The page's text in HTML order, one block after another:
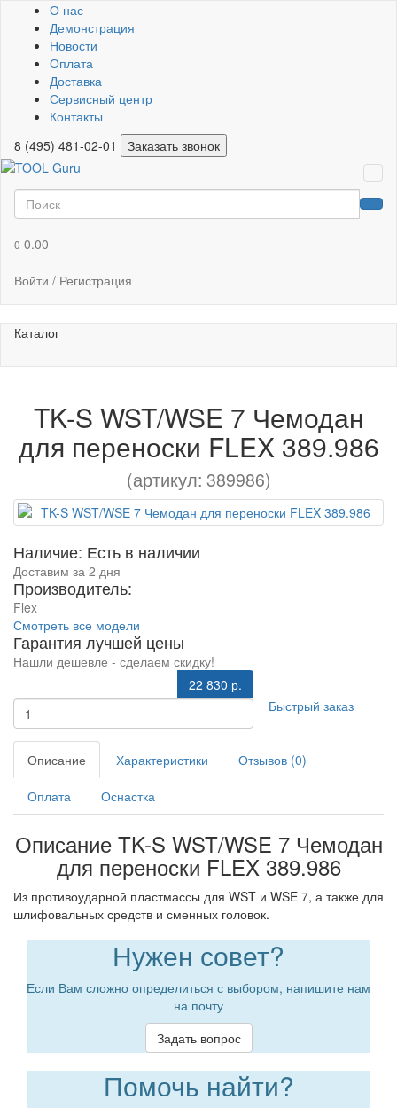
О нас
Демонстрация
Новости
Оплата
Доставка
Сервисный центр
Контакты
8 (495) 481-02-01
Заказать звонок
0 0.00
Войти / Регистрация
Каталог
TK-S WST/WSE 7 Чемодан
для переноски FLEX 389.986
(артикул: 389986)
Наличие: Есть в наличии
Доставим за 2 дня
Производитель:
Flex
Смотреть все модели
Гарантия лучшей цены
Нашли дешевле - сделаем скидку!
22 830 р.
Быстрый заказ
Описание Характеристики Отзывов (0)
Оплата Оснастка
Описание TK-S WST/WSE 7 Чемодан
для переноски FLEX 389.986
Из противоударной пластмассы для WST и WSE 7, а также для
шлифовальных средств и сменных головок.
Нужен совет?
Если Вам сложно определиться с выбором, напишите нам
на почту
Задать вопрос
Помочь найти?